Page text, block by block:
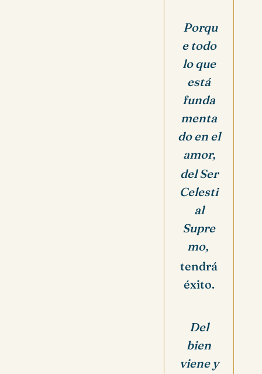
Porqu
e todo
lo que
está
funda
menta
do en el
amor,
del Ser
Celesti
al
Supre
mo,
tendrá
éxito.
Del
bien
viene y